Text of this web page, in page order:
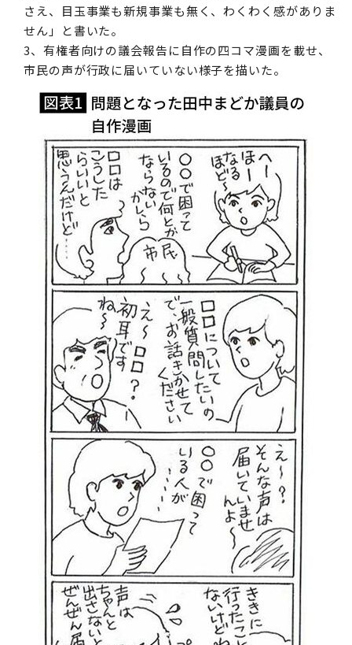
さえ、目玉事業も新規事業も無く、わくわく感がありま
せん」と書いた。
3、有権者向けの議会報告に自作の四コマ漫画を載せ、
市民の声が行政に届いていない様子を描いた。